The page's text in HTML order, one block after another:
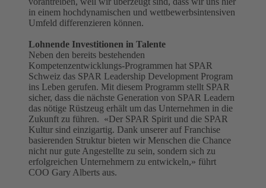
in einem hochdynamischen und wettbewerbsintensiven
Umfeld differenzieren können.
Lohnende Investitionen in Talente
Neben den bereits bestehenden
Kompetenzentwicklungs-Programmen hat SPAR
Schweiz das SPAR Leadership Development Program
ins Leben gerufen. Mit diesem Programm stellt SPAR
sicher, dass die nächste Generation von SPAR Leadern
das nötige Rüstzeug erhält um das Unternehmen in die
Zukunft zu führen. «Der SPAR Spirit und die SPAR
Kultur sind einzigartig. Dank unserer auf Franchise
basierenden Struktur bieten wir Menschen die Chance
nicht nur gute Angestellte zu sein, sondern sich zu
erfolgreichen Unternehmern zu entwickeln,» führt
COO Gary Alberts aus.